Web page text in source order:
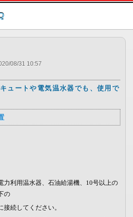
このページの本文へ
08/31 10:57
ュートや電気温水器でも、使用で
力利用温水器、石油給湯機、 10号以上の
の
続してください。